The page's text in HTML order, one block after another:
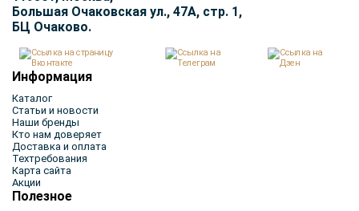
Большая Очаковская ул., 47А, стр. 1,
БЦ Очаково.
Информация
Каталог
Статьи и новости
Наши бренды
Кто нам доверяет
Доставка и оплата
Техтребования
Карта сайта
Акции
Полезное